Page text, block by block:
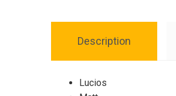
Description
Lucios